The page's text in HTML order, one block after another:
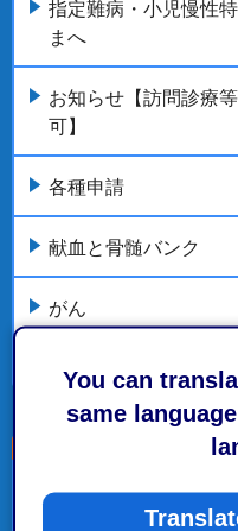
You can
same
指定難病・小児慢性
まへ
お知らせ【訪問診療
可】
各種申請
献血と骨髄バンク
がん
こちらの記事も読